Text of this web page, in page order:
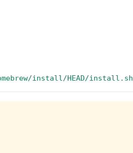
install/HEAD/install.sh